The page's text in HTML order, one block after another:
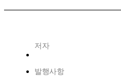
저자
발행사항